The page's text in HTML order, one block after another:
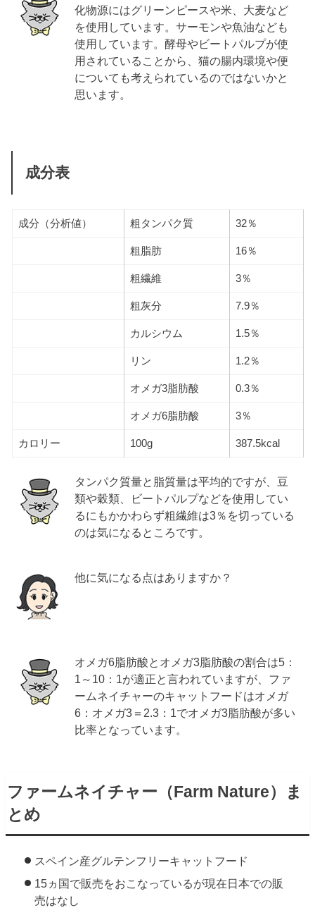
化物源にはグリーンピースや米、大麦など
を使用しています。サーモンや魚油なども
使用しています。酵母やビートパルプが使
用されていることから、猫の腸内環境や便
についても考えられているのではないかと
思います。
成分表
成分（分析値） 粗タンパク質 32％
粗脂肪 16％
粗繊維 3％
粗灰分 7.9％
カルシウム 1.5％
リン 1.2％
オメガ3脂肪酸 0.3％
オメガ6脂肪酸 3％
カロリー 100g 387.5kcal
タンパク質量と脂質量は平均的ですが、豆
類や穀類、ビートパルプなどを使用してい
るにもかかわらず粗繊維は3％を切っている
のは気になるところです。
他に気になる点はありますか？
オメガ6脂肪酸とオメガ3脂肪酸の割合は5：
1～10：1が適正と言われていますが、ファ
ームネイチャーのキャットフードはオメガ
6：オメガ3＝2.3：1でオメガ3脂肪酸が多い
比率となっています。
ファームネイチャー（Farm Nature）ま
とめ
スペイン産グルテンフリーキャットフード
15ヵ国で販売をおこなっているが現在日本での販
売はなし